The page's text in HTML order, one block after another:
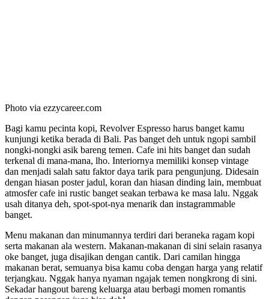
Photo via ezzycareer.com
Bagi kamu pecinta kopi, Revolver Espresso harus banget kamu
kunjungi ketika berada di Bali. Pas banget deh untuk ngopi sambil
nongki-nongki asik bareng temen. Cafe ini hits banget dan sudah
terkenal di mana-mana, lho. Interiornya memiliki konsep vintage
dan menjadi salah satu faktor daya tarik para pengunjung. Didesain
dengan hiasan poster jadul, koran dan hiasan dinding lain, membuat
atmosfer cafe ini rustic banget seakan terbawa ke masa lalu. Nggak
usah ditanya deh, spot-spot-nya menarik dan instagrammable
banget.
Menu makanan dan minumannya terdiri dari beraneka ragam kopi
serta makanan ala western. Makanan-makanan di sini selain rasanya
oke banget, juga disajikan dengan cantik. Dari camilan hingga
makanan berat, semuanya bisa kamu coba dengan harga yang relatif
terjangkau. Nggak hanya nyaman ngajak temen nongkrong di sini.
Sekadar hangout bareng keluarga atau berbagi momen romantis